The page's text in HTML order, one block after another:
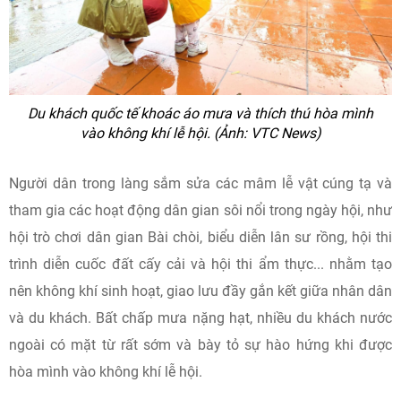
Du khách quốc tế khoác áo mưa và thích thú hòa mình
vào không khí lễ hội. (Ảnh: VTC News)
Người dân trong làng sắm sửa các mâm lễ vật cúng tạ và
tham gia các hoạt động dân gian sôi nổi trong ngày hội, như
hội trò chơi dân gian Bài chòi, biểu diễn lân sư rồng, hội thi
trình diễn cuốc đất cấy cải và hội thi ẩm thực... nhằm tạo
nên không khí sinh hoạt, giao lưu đầy gắn kết giữa nhân dân
và du khách. Bất chấp mưa nặng hạt, nhiều du khách nước
ngoài có mặt từ rất sớm và bày tỏ sự hào hứng khi được
hòa mình vào không khí lễ hội.